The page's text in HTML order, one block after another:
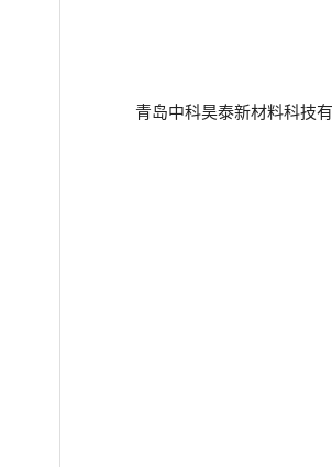
青岛中科昊泰新材料科技